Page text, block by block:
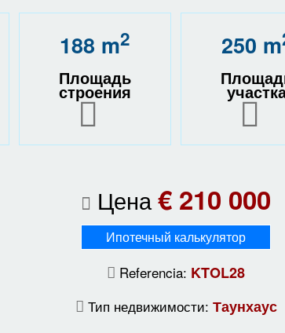
188 m2
Площадь
строения
250 m
Цена€ 210 000
Ипотечный калькулятор
Referencia: KTOL28
Тип недвижимости: Таунхаус